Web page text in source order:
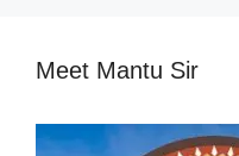
Meet Mantu Sir